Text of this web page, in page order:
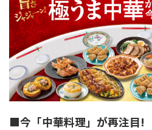
■今「中華料理」が再注目!